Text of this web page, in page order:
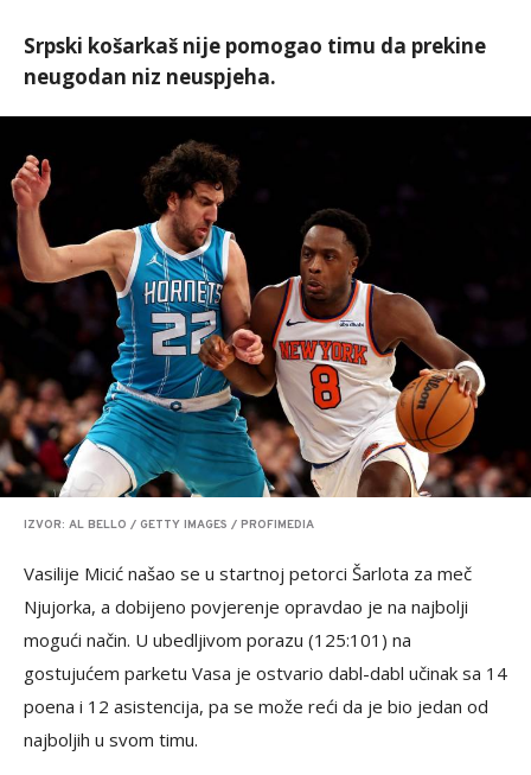
Srpski košarkaš nije pomogao timu da prekine
neugodan niz neuspjeha.
IZVOR: AL BELLO / GETTY IMAGES / PROFIMEDIA
Vasilije Micić našao se u startnoj petorci Šarlota za meč
Njujorka, a dobijeno povjerenje opravdao je na najbolji
mogući način. U ubedljivom porazu (125:101) na
gostujućem parketu Vasa je ostvario dabl-dabl učinak sa 14
poena i 12 asistencija, pa se može reći da je bio jedan od
najboljih u svom timu.